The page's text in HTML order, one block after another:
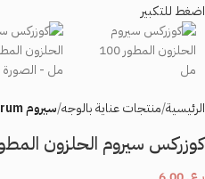
اضغط للتكبير
الرئيسية منتجات عناية بالوجه سيروم face serum
كوزركس سيروم الحلزون المطور 100